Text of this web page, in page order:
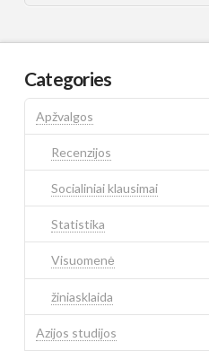
Categories
Apžvalgos
Recenzijos
Socialiniai klausimai
Statistika
Visuomenė
žiniasklaida
Azijos studijos